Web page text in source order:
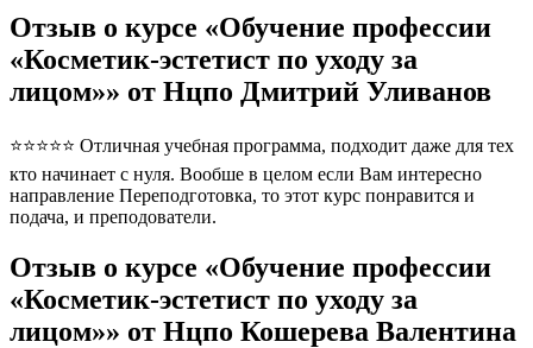
Отзыв о курсе «Обучение профессии
«Косметик-эстетист по уходу за
лицом»» от Нцпо Дмитрий Уливанов
⭐⭐⭐⭐⭐ Отличная учебная программа, подходит даже для тех
кто начинает с нуля. Вообше в целом если Вам интересно
направление Переподготовка, то этот курс понравится и
подача, и преподователи.
Отзыв о курсе «Обучение профессии
«Косметик-эстетист по уходу за
лицом»» от Нцпо Кошерева Валентина